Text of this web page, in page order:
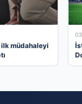
ilk müdahaleyi